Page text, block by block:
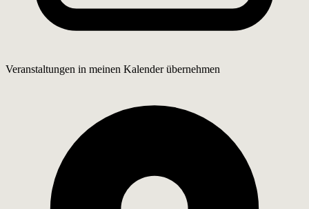
Veranstaltungen in meinen Kalender übernehmen